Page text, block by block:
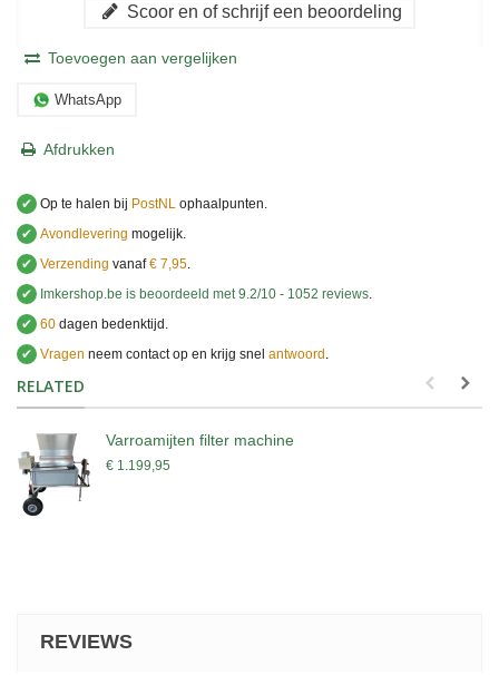
Scoor en of schrijf een beoordeling
Toevoegen aan vergelijken
WhatsApp
Afdrukken
✔ Op te halen bij PostNL ophaalpunten.
✔ Avondlevering mogelijk.
✔ Verzending vanaf€ 7,95.
✔
Imkershop.be is beoordeeld met9.2/10 - 1052 reviews.
✔ 60 dagen bedenktijd.
✔ Vragen neem contact op en krijg snel antwoord .
RELATED
Varroamijten filter machine
€ 1.199,95
REVIEWS